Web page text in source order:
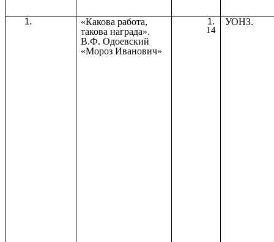
«Какова работа,
такова награда».
В.Ф. Одоевский
«Мороз Иванович»
14
УОНЗ.